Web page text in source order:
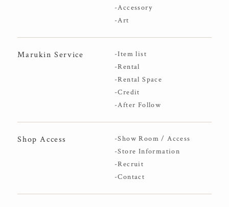
-Accessory
-Art
Marukin Service
-Item list
-Rental
-Rental Space
-Credit
-After Follow
Shop Access
-Show Room / Access
-Store Information
-Recruit
-Contact